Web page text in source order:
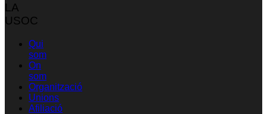
LA
USOC
Qui
som
On
som
Organització
Unions
Afiliació